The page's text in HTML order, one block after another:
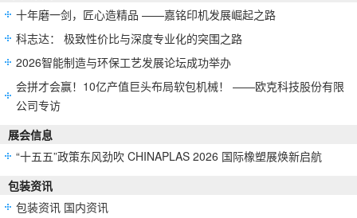
十年磨一剑，匠心造精品 ——嘉铭印机发展崛起之路
科志达： 极致性价比与深度专业化的突围之路
2026智能制造与环保工艺发展论坛成功举办
会拼才会赢！10亿产值巨头布局软包机械！ ——欧克科技股份有限
公司专访
展会信息
“十五五”政策东风劲吹 CHINAPLAS 2026 国际橡塑展焕新启航
包装资讯
包装资讯 国内资讯